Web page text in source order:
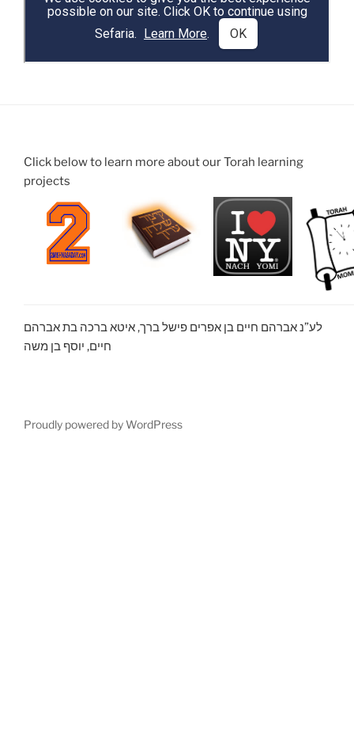
Click below to learn more about our Torah learning
projects
לע”נ אברהם חיים בן אפרים פישל ברך, איטא ברכה בת אברהם
חיים, יוסף בן משה
Proudly powered by WordPress